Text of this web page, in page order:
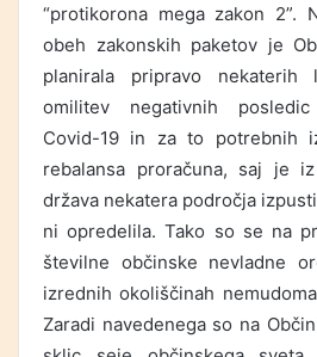
“protikorona mega zakon 2”.
obeh zakonskih paketov je
planirala pripravo nekaterih
omilitev negativnih
Covid-19 in za to potrebnih
rebalansa proračuna, saj je
država nekatera področja
ni opredelila. Tako so se na
številne občinske nevladne
izrednih okoliščinah
Zaradi navedenega so na